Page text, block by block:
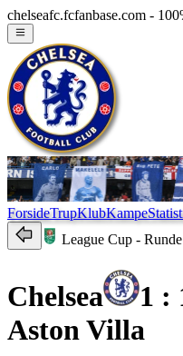
chelseafc.fcfanbase.com -
ForsideTrupKlubKampe
League Cup -
Chelsea 1 :
Aston Villa